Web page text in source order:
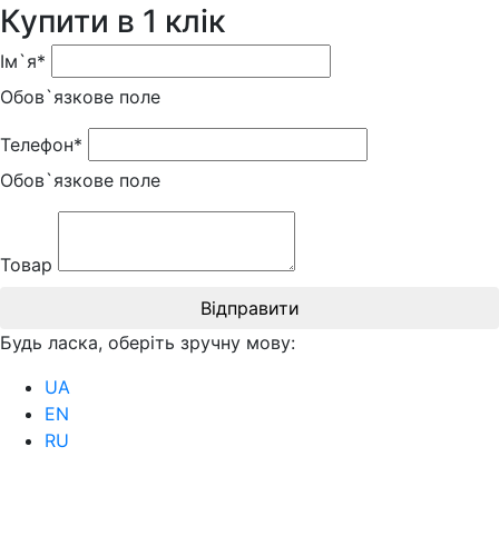
Купити в 1 клік
Ім`я*
Обов`язкове поле
Телефон*
Обов`язкове поле
Товар
Відправити
Будь ласка, оберіть зручну мову:
UA
EN
RU